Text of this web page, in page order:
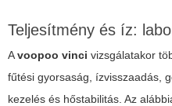
Teljesítmény és íz:
Avoopoo vinci vizsgálatakor
fűtési gyorsaság, ízvisszaadás,
kezelés és hőstabilitás. Az